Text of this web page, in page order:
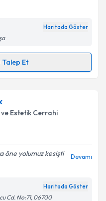
ilişkin
verilerimin belirtilen
Gönder
Haritada Göster
Talep Et
için randevu takvimi talebi
randevu almanız için bir
ile bilgilendireceğiz.
ilişkin
Aydınlatma
Estetik Cerrahi
yolumuz kesişti
Devamı
Haritada Göster
Cd. No:71, 06700